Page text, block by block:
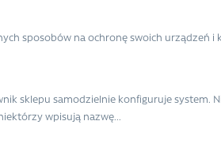
sposobów na ochronę swoich urządzeń i
sklepu samodzielnie konfiguruje system.
wpisują nazwę...